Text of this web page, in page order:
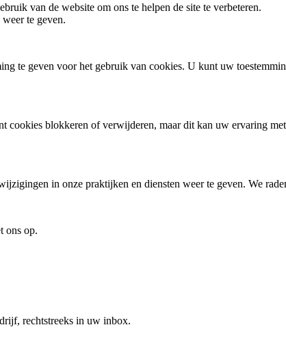
van de website om ons te helpen de site te verbeteren.
te geven.
te geven voor het gebruik van cookies. U kunt uw
cookies blokkeren of verwijderen, maar dit kan uw ervaring
in onze praktijken en diensten weer te geven. We
ons op.
rechtstreeks in uw inbox.